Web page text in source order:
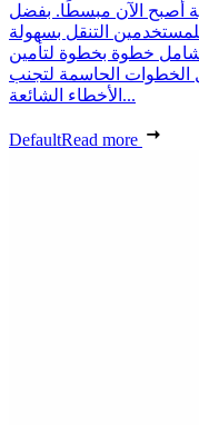
أصبح الآن مبسطًا. بفضل
التنقل بسهولة
خطوة بخطوة لتأمين
الحاسمة لتجنب
الأخطاء الشائعة...
DefaultRead more